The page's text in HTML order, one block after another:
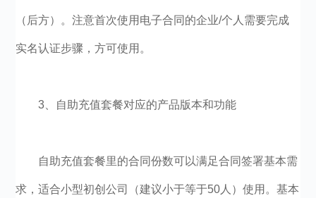
（后方）。注意首次使用电子合同的企业/个人需要完成
实名认证步骤，方可使用。
3、自助充值套餐对应的产品版本和功能
自助充值套餐里的合同份数可以满足合同签署基本需
求，适合小型初创公司（建议小于等于50人）使用。基本